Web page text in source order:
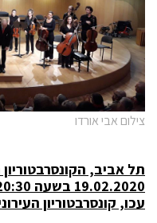
צילום אבי אורדו
תל אביב,
19.02.2020 בשעה 20:30
עכו, קונסרבטוריון העירוני, יום ה'